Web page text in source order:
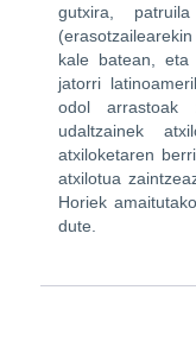
gutxira,
kale batean, eta
jatorri
odol arrastoak
udaltzainek
atxiloketaren
atxilotua
Horiek
dute.